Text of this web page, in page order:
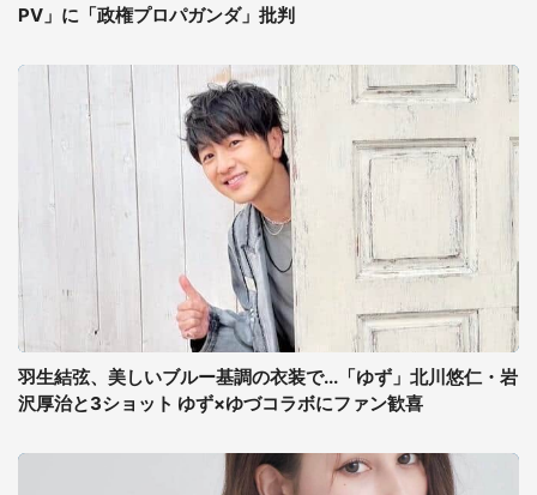
PV」に「政権プロパガンダ」批判
羽生結弦、美しいブルー基調の衣装で...「ゆず」北川悠仁・岩
沢厚治と3ショット ゆず×ゆづコラボにファン歓喜